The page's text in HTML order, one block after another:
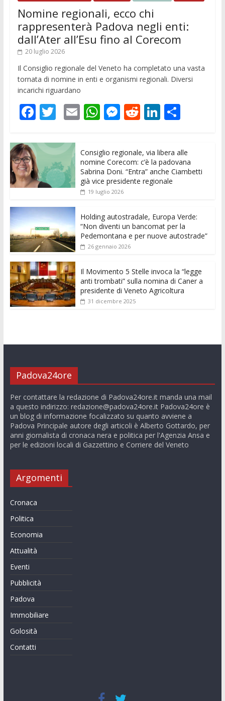
Nomine regionali, ecco chi
rappresenterà Padova negli enti:
dall’Ater all’Esu fino al Corecom
20 luglio 2026
Il Consiglio regionale del Veneto ha completato una vasta
tornata di nomine in enti e organismi regionali. Diversi
incarichi riguardano
F
e
b
o
o
k
T
itt
er
E
l
W
at
s
A
p
M
e
n
g
R
di
t
Li
k
e
dI
C
n
di
vi
Consiglio regionale, via libera alle
nomine Corecom: c’è la padovana
Sabrina Doni. “Entra” anche Ciambetti
già vice presidente regionale
19 luglio 2026
Holding autostradale, Europa Verde:
“Non diventi un bancomat per la
Pedemontana e per nuove autostrade”
26 gennaio 2026
Il Movimento 5 Stelle invoca la “legge
anti trombati” sulla nomina di Caner a
presidente di Veneto Agricoltura
31 dicembre 2025
Padova24ore
Per contattare la redazione di Padova24ore.it manda una mail
a questo indirizzo: redazione@padova24ore.itPadova24ore è
un blog di informazione focalizzato su quanto avviene a
Padova Principale autore degli articoli è Alberto Gottardo, per
anni giornalista di cronaca nera e politica per l'Agenzia Ansa e
per le edizioni locali di Gazzettino e Corriere del Veneto
Argomenti
Cronaca
Politica
Economia
Attualità
Eventi
Pubblicità
Padova
Immobiliare
Golosità
Contatti